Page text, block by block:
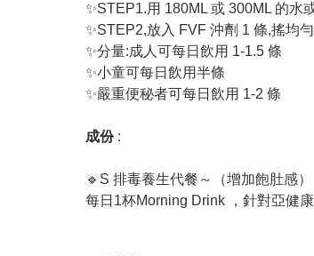
✨STEP1.用 180ML 或 300ML 的水
✨STEP2,放入 FVF 沖劑 1 條,搖均勻
✨分量:成人可每日飲用 1-1.5 條
✨小童可每日飲用半條
✨嚴重便秘者可每日飲用 1-2 條
成份 :
🔹S 排毒養生代餐～（增加飽肚感）
每日1杯Morning Drink ，針對亞健